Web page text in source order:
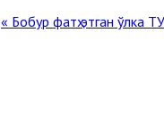
« Бобур фатҳ этган ўлка